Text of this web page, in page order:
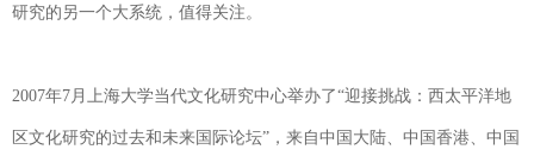
研究的另一个大系统，值得关注。
2007年7月上海大学当代文化研究中心举办了“迎接挑战：西太平洋地
区文化研究的过去和未来国际论坛”，来自中国大陆、中国香港、中国